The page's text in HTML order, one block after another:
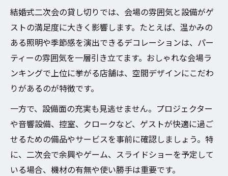
結婚式二次会貸し切り予約で失敗しない方法
結婚式二次会貸し切り予約の流れと注意点
まとめ
結婚式二次会貸し切りで押さえたい予約タ
イミング
チェックリスト
結婚式二次会貸し切りの予約時に確認すべ
き条件
幹事必見の結婚式二次会貸し切り予約コツ
結婚式二次会の貸し切りでは、会場の雰囲気と設備がゲ
ストの満足度に大きく影響します。たとえば、温かみの
ある照明や季節感を演出できるデコレーションは、パー
ティーの雰囲気を一層引き立てます。おしゃれな会場ラ
ンキングで上位に挙がる店舗は、空間デザインにこだわ
りがあるのが特徴です。
一方で、設備面の充実も見逃せません。プロジェクター
や音響設備、控室、クロークなど、ゲストが快適に過ご
せるための備品やサービスを事前に確認しましょう。特
に、二次会で余興やゲーム、スライドショーを予定して
いる場合、機材の有無や使い勝手は重要です。